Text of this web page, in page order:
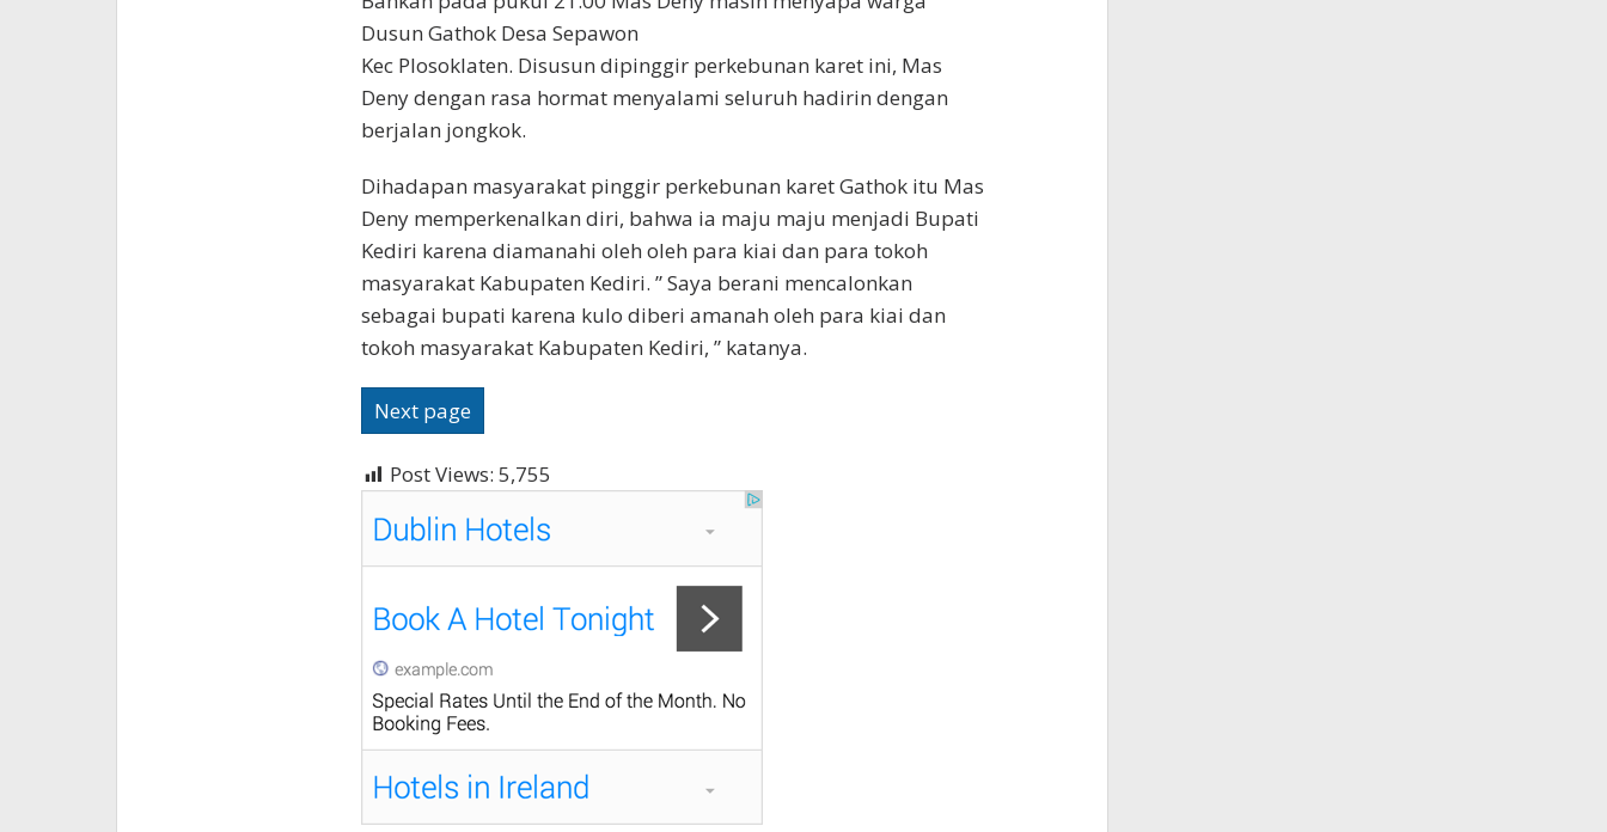
Dusun Gathok Desa Sepawon
Kec Plosoklaten. Disusun dipinggir perkebunan karet ini, Mas
Deny dengan rasa hormat menyalami seluruh hadirin dengan
berjalan jongkok.
Dihadapan masyarakat pinggir perkebunan karet Gathok itu Mas
Deny memperkenalkan diri, bahwa ia maju maju menjadi Bupati
Kediri karena diamanahi oleh oleh para kiai dan para tokoh
masyarakat Kabupaten Kediri. ” Saya berani mencalonkan
sebagai bupati karena kulo diberi amanah oleh para kiai dan
tokoh masyarakat Kabupaten Kediri, ” katanya.
Next page
Post Views: 5,755